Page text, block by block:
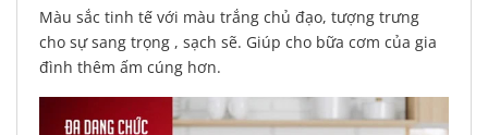
Màu sắc tinh tế với màu trắng chủ đạo, tượng trưng
cho sự sang trọng , sạch sẽ. Giúp cho bữa cơm của gia
đình thêm ấm cúng hơn.